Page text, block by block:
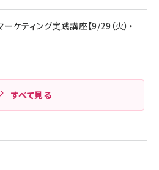
ティング実践講座【9/29（火）・
すべて見る